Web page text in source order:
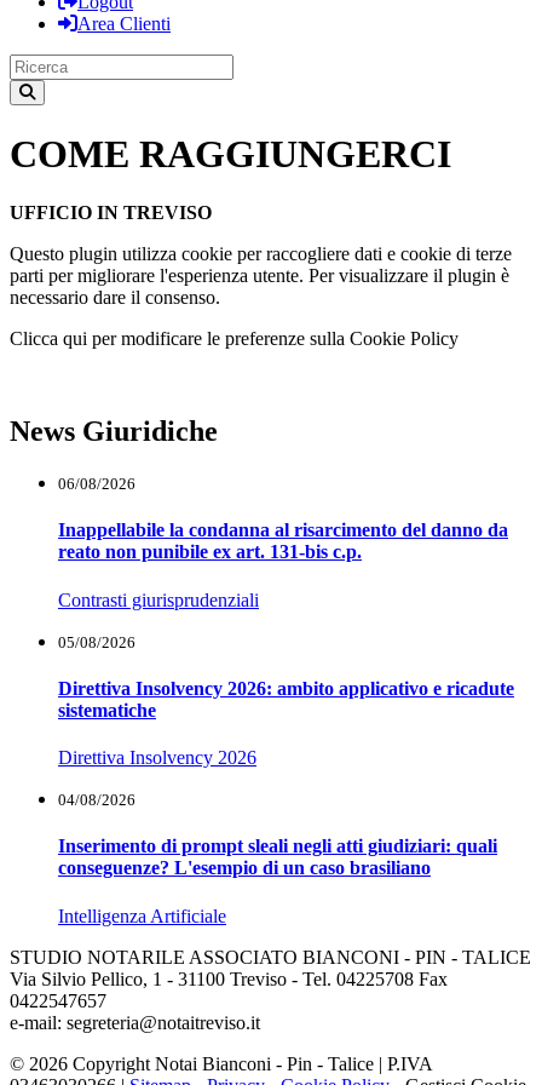
Area Clienti
COME RAGGIUNGERCI
UFFICIO IN TREVISO
Questo plugin utilizza cookie per raccogliere dati e cookie di terze
parti per migliorare l'esperienza utente. Per visualizzare il plugin è
necessario dare il consenso.
Clicca qui per modificare le preferenze sulla Cookie Policy
News Giuridiche
06/08/2026
Inappellabile la condanna al risarcimento del danno da
reato non punibile ex art. 131-bis c.p.
Contrasti giurisprudenziali
05/08/2026
Direttiva Insolvency 2026: ambito applicativo e ricadute
sistematiche
Direttiva Insolvency 2026
04/08/2026
Inserimento di prompt sleali negli atti giudiziari: quali
conseguenze? L'esempio di un caso brasiliano
Intelligenza Artificiale
STUDIO NOTARILE ASSOCIATO BIANCONI - PIN - TALICE
Via Silvio Pellico, 1 - 31100 Treviso - Tel. 04225708 Fax
0422547657
e-mail: segreteria@notaitreviso.it
© 2026 Copyright Notai Bianconi - Pin - Talice | P.IVA